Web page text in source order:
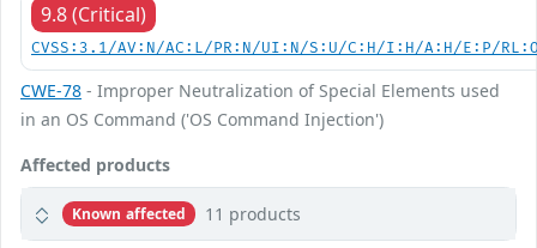
9.8 (Critical)
CVSS:3.1/AV:N/AC:L/PR:N/UI:N/S:U/C:H/I:H/A:H/E:P/
CWE-78 - Improper Neutralization of Special Elements used
in an OS Command ('OS Command Injection')
Affected products
Known affected 11 products